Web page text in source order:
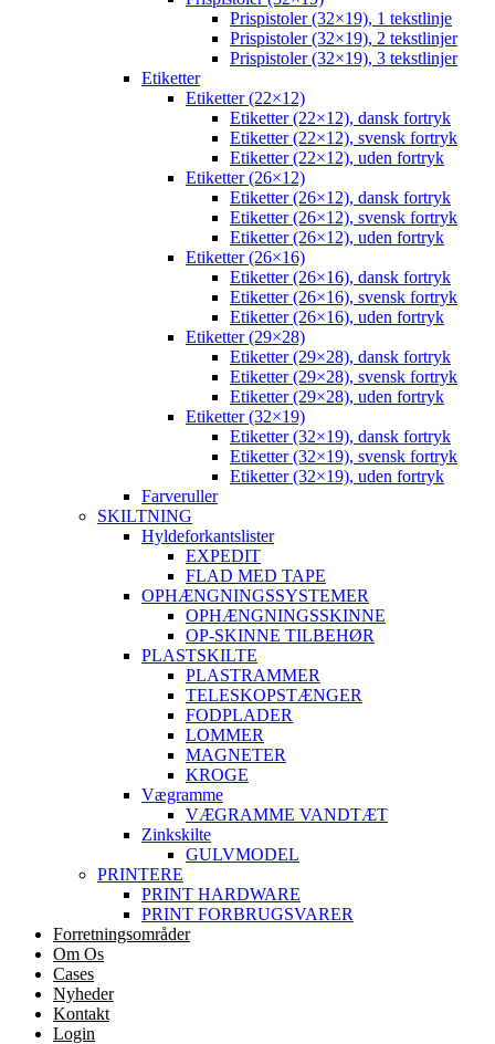
Prispistoler (32×19), 1 tekstlinje
Prispistoler (32×19), 2 tekstlinjer
Prispistoler (32×19), 3 tekstlinjer
Etiketter
Etiketter (22×12)
Etiketter (22×12), dansk fortryk
Etiketter (22×12), svensk fortryk
Etiketter (22×12), uden fortryk
Etiketter (26×12)
Etiketter (26×12), dansk fortryk
Etiketter (26×12), svensk fortryk
Etiketter (26×12), uden fortryk
Etiketter (26×16)
Etiketter (26×16), dansk fortryk
Etiketter (26×16), svensk fortryk
Etiketter (26×16), uden fortryk
Etiketter (29×28)
Etiketter (29×28), dansk fortryk
Etiketter (29×28), svensk fortryk
Etiketter (29×28), uden fortryk
Etiketter (32×19)
Etiketter (32×19), dansk fortryk
Etiketter (32×19), svensk fortryk
Etiketter (32×19), uden fortryk
Farveruller
SKILTNING
Hyldeforkantslister
EXPEDIT
FLAD MED TAPE
OPHÆNGNINGSSYSTEMER
OPHÆNGNINGSSKINNE
OP-SKINNE TILBEHØR
PLASTSKILTE
PLASTRAMMER
TELESKOPSTÆNGER
FODPLADER
LOMMER
MAGNETER
KROGE
Vægramme
VÆGRAMME VANDTÆT
Zinkskilte
GULVMODEL
PRINTERE
PRINT HARDWARE
PRINT FORBRUGSVARER
Forretningsområder
Om Os
Cases
Nyheder
Kontakt
Login